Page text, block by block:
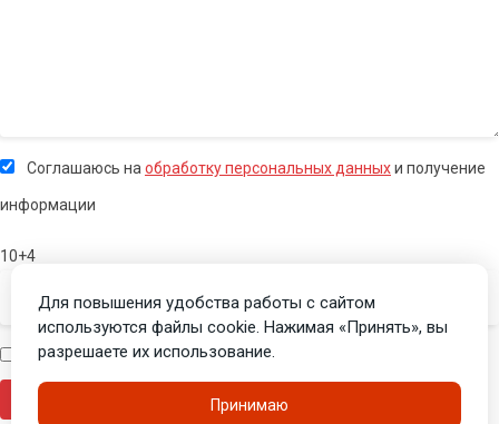
Соглашаюсь на обработку персональных данныхи получение
информации
10+4
Я человек
Для повышения удобства работы с сайтом
используются файлы cookie. Нажимая «Принять», вы
разрешаете их использование.
Принимаю